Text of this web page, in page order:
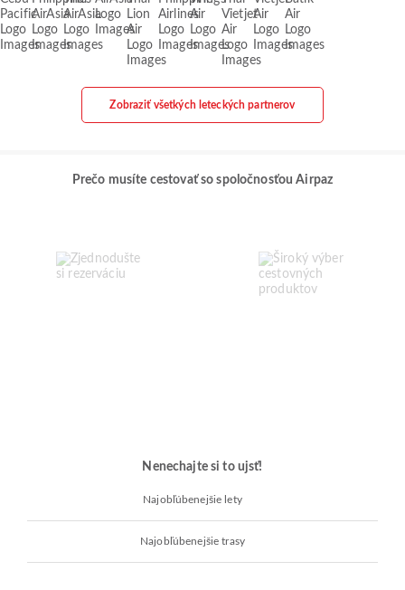
Zobraziť všetkých leteckých partnerov
Prečo musíte cestovať so spoločnosťou Airpaz
Nenechajte si to ujsť!
Najobľúbenejšie lety
Najobľúbenejšie trasy